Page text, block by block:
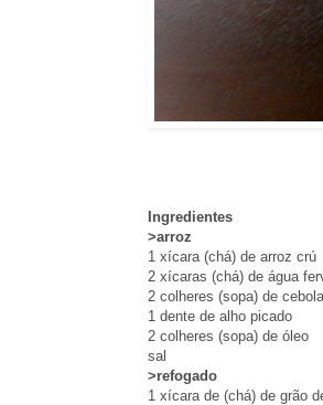
Ingredientes
>arroz
1 xícara (chá) de arroz crú
2 xícaras (chá) de água
2 colheres (sopa) de
1 dente de alho picado
2 colheres (sopa) de óleo
sal
>refogado
1 xícara de (chá) de grão